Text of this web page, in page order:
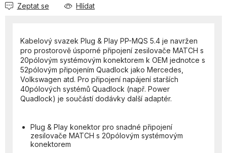
Zeptat se Hlídat
Kabelový svazek Plug & Play PP-MQS 5.4 je navržen
pro prostorově úsporné připojení zesilovače MATCH s
20pólovým systémovým konektorem k OEM jednotce s
52pólovým připojením Quadlock jako Mercedes,
Volkswagen atd. Pro připojení napájení starších
40pólových systémů Quadlock (např. Power
Quadlock) je součástí dodávky další adaptér.
Plug & Play konektor pro snadné připojení
zesilovače MATCH s 20pólovým systémovým
konektorem